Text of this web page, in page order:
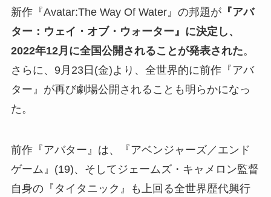
新作『Avatar:The Way Of Water』の邦題が『アバ
ター：ウェイ・オブ・ウォーター』に決定し、
2022年12月に全国公開されることが発表された。
さらに、9月23日(金)より、全世界的に前作『アバ
ター』が再び劇場公開されることも明らかになっ
た。
前作『アバター』は、『アベンジャーズ／エンド
ゲーム』(19)、そしてジェームズ・キャメロン監督
自身の『タイタニック』も上回る全世界歴代興行